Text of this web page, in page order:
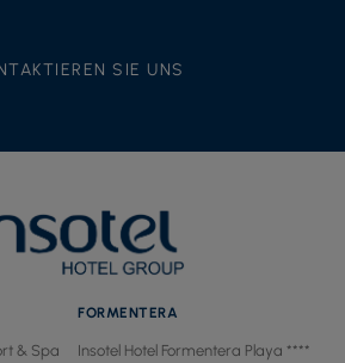
SIE UNS
& Spa
FORMENTERA
Insotel Hotel Formentera Playa ****